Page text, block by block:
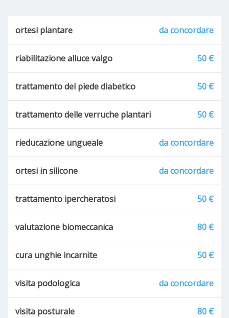
ortesi plantare da concordare
riabilitazione alluce valgo 50 €
trattamento del piede diabetico 50 €
trattamento delle verruche plantari 50 €
rieducazione ungueale da concordare
ortesi in silicone da concordare
trattamento ipercheratosi 50 €
valutazione biomeccanica 80 €
cura unghie incarnite 50 €
visita podologica da concordare
visita posturale 80 €